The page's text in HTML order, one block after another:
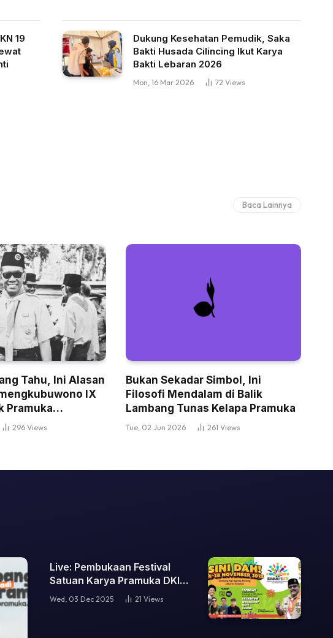
19
Dukung Kesehatan Pemudik, Saka
Bakti Husada Cilincing Ikut Karya
Bakti Lebaran 2026
Mon, 16 Mar 2026 72 Views
Baca Lainnya
Tahu, Ini Alasan
IX
Pramuka
296 Views
Bukan Sekadar Simbol, Ini
Filosofi Mendalam di Balik
Lambang Tunas Kelapa Pramuka
Tue, 02 Jun 2026 261 Views
Live: Pembukaan Festival
Satuan Karya Pramuka DKI
Jakarta 2025
Wed, 03 Dec 2025 21 Views